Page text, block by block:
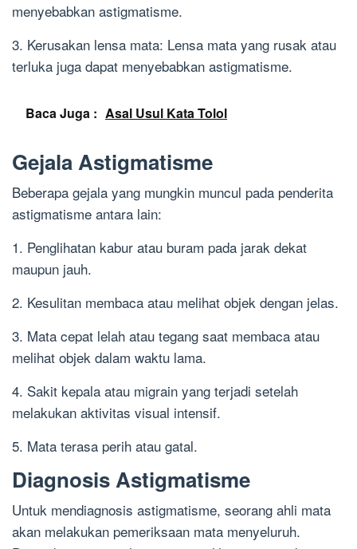
menyebabkan astigmatisme.
3. Kerusakan lensa mata: Lensa mata yang rusak atau
terluka juga dapat menyebabkan astigmatisme.
Baca Juga : Asal Usul Kata Tolol
Gejala Astigmatisme
Beberapa gejala yang mungkin muncul pada penderita
astigmatisme antara lain:
1. Penglihatan kabur atau buram pada jarak dekat
maupun jauh.
2. Kesulitan membaca atau melihat objek dengan jelas.
3. Mata cepat lelah atau tegang saat membaca atau
melihat objek dalam waktu lama.
4. Sakit kepala atau migrain yang terjadi setelah
melakukan aktivitas visual intensif.
5. Mata terasa perih atau gatal.
Diagnosis Astigmatisme
Untuk mendiagnosis astigmatisme, seorang ahli mata
akan melakukan pemeriksaan mata menyeluruh.